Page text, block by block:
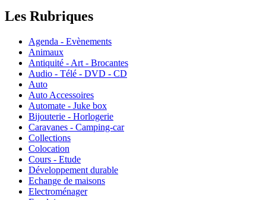
Les Rubriques
Agenda - Evènements
Animaux
Antiquité - Art - Brocantes
Audio - Télé - DVD - CD
Auto
Auto Accessoires
Automate - Juke box
Bijouterie - Horlogerie
Caravanes - Camping-car
Collections
Colocation
Cours - Etude
Développement durable
Echange de maisons
Electroménager